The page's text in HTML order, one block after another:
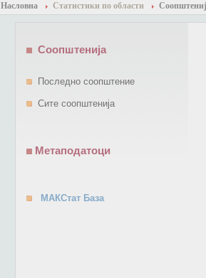
Насловна Статистики по области
Соопштенија
Последно соопштение
Сите соопштенија
Метаподатоци
МАКСтат База